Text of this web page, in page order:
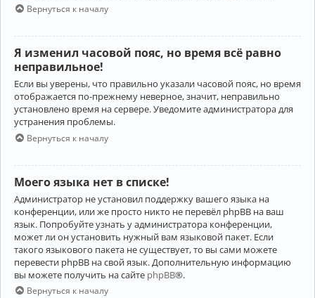
Вернуться к началу
Я изменил часовой пояс, но время всё равно
неправильное!
Если вы уверены, что правильно указали часовой пояс, но время
отображается по-прежнему неверное, значит, неправильно
установлено время на сервере. Уведомите администратора для
устранения проблемы.
Вернуться к началу
Моего языка нет в списке!
Администратор не установил поддержку вашего языка на
конференции, или же просто никто не перевёл phpBB на ваш
язык. Попробуйте узнать у администратора конференции,
может ли он установить нужный вам языковой пакет. Если
такого языкового пакета не существует, то вы сами можете
перевести phpBB на свой язык. Дополнительную информацию
вы можете получить на сайте phpBB®.
Вернуться к началу